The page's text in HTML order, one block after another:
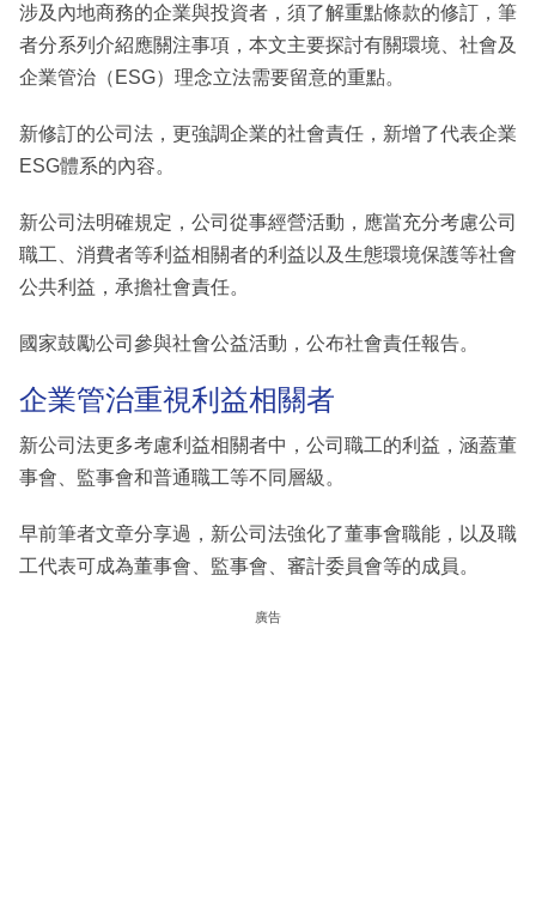
涉及內地商務的企業與投資者，須了解重點條款的修訂，筆
者分系列介紹應關注事項，本文主要探討有關環境、社會及
企業管治（ESG）理念立法需要留意的重點。
新修訂的公司法，更強調企業的社會責任，新增了代表企業
ESG體系的內容。
新公司法明確規定，公司從事經營活動，應當充分考慮公司
職工、消費者等利益相關者的利益以及生態環境保護等社會
公共利益，承擔社會責任。
國家鼓勵公司參與社會公益活動，公布社會責任報告。
企業管治重視利益相關者
新公司法更多考慮利益相關者中，公司職工的利益，涵蓋董
事會、監事會和普通職工等不同層級。
早前筆者文章分享過，新公司法強化了董事會職能，以及職
工代表可成為董事會、監事會、審計委員會等的成員。
廣告